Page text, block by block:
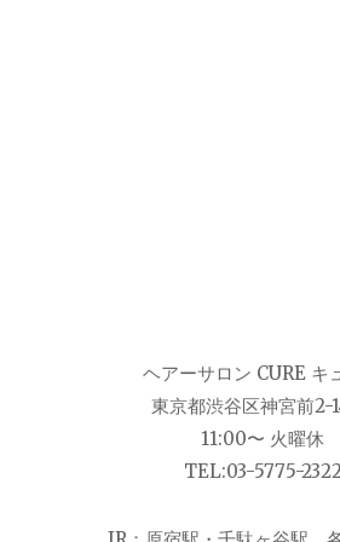
ヘアーサロン CURE キ
東京都渋谷区神宮前2-
11:00〜 火曜休
TEL:03-5775-